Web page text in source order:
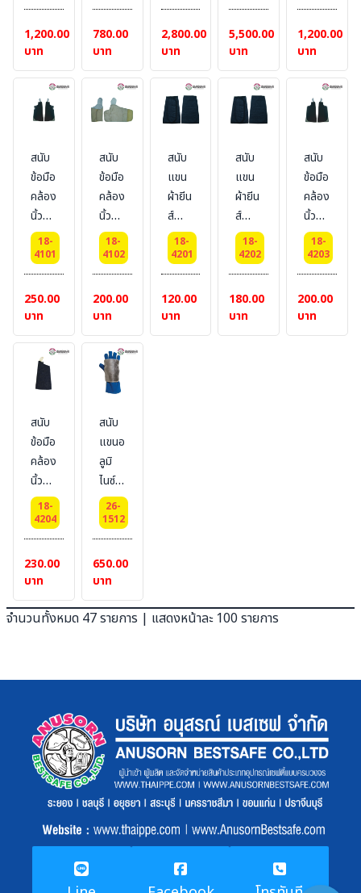
รัดหัว
ท้าย
#
BESTSAFE
[HRC
2]
1,200.00
บาท
TENCAPRO
BD9025
แบบ
รัดหัว
สี
กรมท่า
BESTSAFE
780.00
บาท
2,800.00
บาท
6.0
oz
SLEEVE
#BESTSAFE
Gold
(Natural)
5,500.00
บาท
TOP
SAFE
(Arc
Flash
=
PPE2)
รัดหัว
ท้าย
สี
กรมท่า
#
BESTSAFE
1,200.00
บาท
สนับ
ข้อมือ
คล้อง
นิ้ว
ผ้าสี
กรม
เสริม
ซับใน
#
BESTSAFE
18-
4101
250.00
บาท
สนับ
ข้อมือ
คล้อง
นิ้ว
ผ้าดิบ
[เสริม
ซับใน]
#BESTSAFE
18-
4102
200.00
บาท
สนับ
แขน
ผ้ายีน
ส์
แบบ
เทป
[ไม่
เสริม
ซับ]
#
18-
4201
120.00
บาท
สนับ
แขน
ผ้ายีน
ส์
แบบ
เทป
[เสริม
ซับใน]
#
BESTSAFE
18-
4202
180.00
บาท
สนับ
ข้อมือ
คล้อง
นิ้ว
ผ้ายีน
ส์ (ไม่
เสริม
ซับ
ผ้า) #
BESTSAFE
18-
4203
200.00
บาท
สนับ
ข้อมือ
คล้อง
นิ้ว
ผ้ายีน
ส์
[เสริม
ซับใน]
#
BESTSAFE
18-
4204
230.00
บาท
สนับ
แขนอ
ลูมิ
ไนซ์
ป้องกัน
รังสี
ความ
ร้อน
และ
เปลว
ไฟ
26-
1512
650.00
บาท
จำนวนทั้งหมด 47 รายการ | แสดงหน้าละ 100 รายการ